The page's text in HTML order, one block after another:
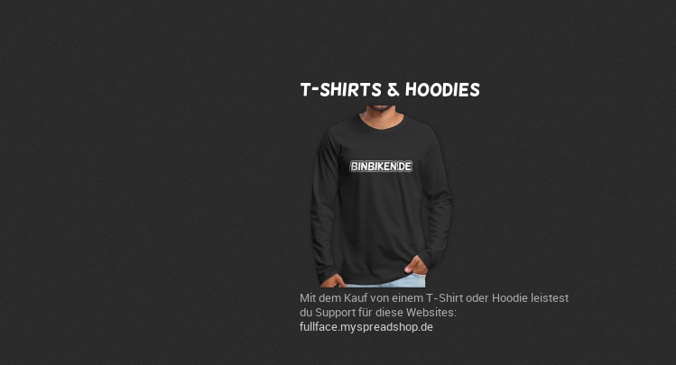
T-Shirts & Hoodies
Mit dem Kauf von einem T-Shirt oder Hoodie leistest
du Support für diese Websites:
fullface.myspreadshop.de